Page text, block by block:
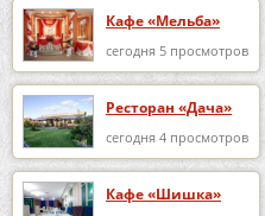
Кафе «Мельба»
сегодня 5 просмотров
Ресторан «Дача»
сегодня 4 просмотров
Кафе «Шишка»